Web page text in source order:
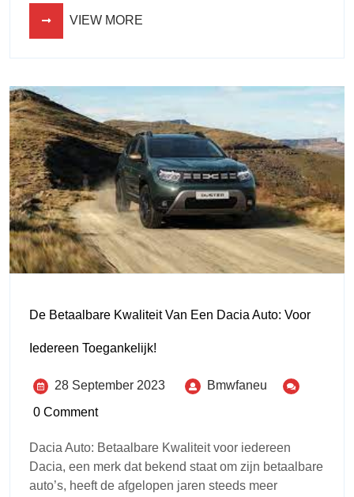
VIEW MORE
De Betaalbare Kwaliteit Van Een Dacia Auto: Voor
Iedereen Toegankelijk!
28 September 2023
Bmwfaneu
0 Comment
Dacia Auto: Betaalbare Kwaliteit voor iedereen
Dacia, een merk dat bekend staat om zijn betaalbare
auto’s, heeft de afgelopen jaren steeds meer